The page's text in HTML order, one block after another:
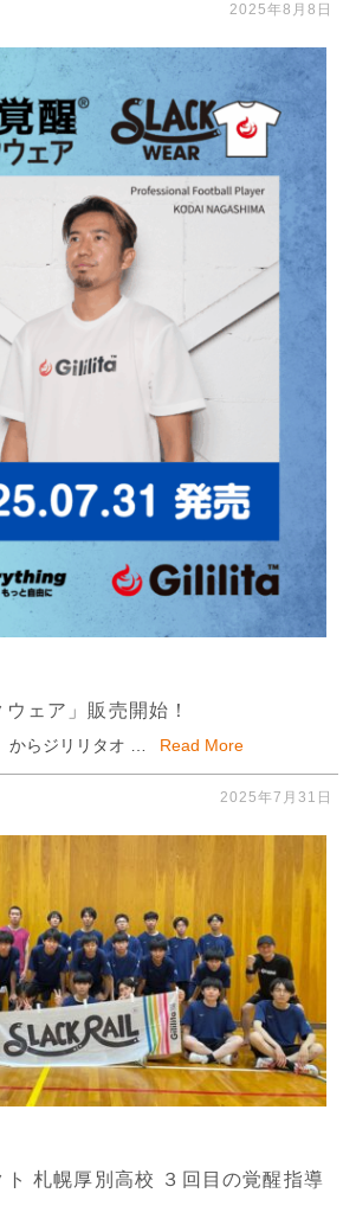
2025年8月8日
ェア」販売開始！
からジリリタオ … Read More
2025年7月31日
札幌厚別高校 ３回目の覚醒指導